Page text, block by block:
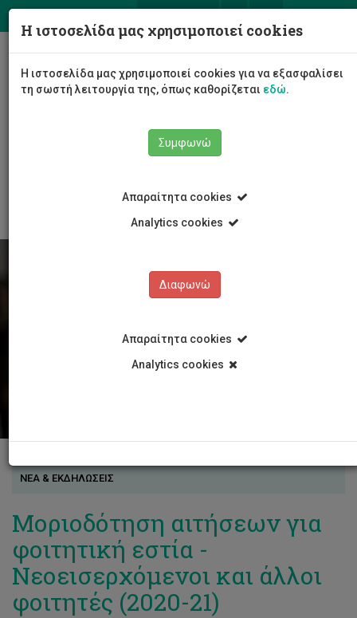
ΝΕΑ & ΕΚΔΗΛΩΣΕΙΣ
Μοριοδότηση αιτήσεων για
φοιτητική εστία -
Νεοεισερχόμενοι και άλλοι
φοιτητές (2020-21)
Η ιστοσελίδα μας χρησιμοποιεί cookies
Η ιστοσελίδα μας χρησιμοποιεί cookies για να εξασφαλίσει
τη σωστή λειτουργία της, όπως καθορίζεται εδώ.
Συμφωνώ
Απαραίτητα cookies
Analytics cookies
Διαφωνώ
Απαραίτητα cookies
Analytics cookies